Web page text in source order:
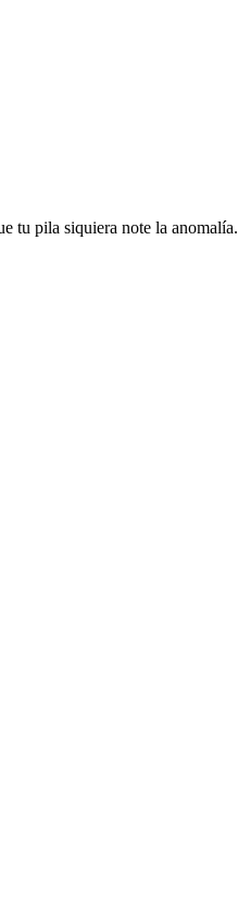
tu pila siquiera note la anomalía.